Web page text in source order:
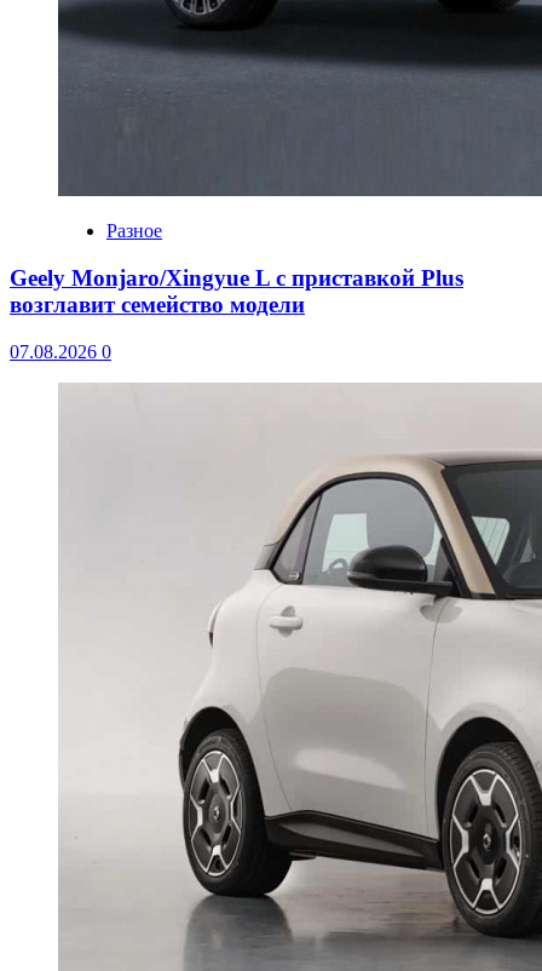
Разное
Geely Monjaro/Xingyue L с приставкой Plus
возглавит семейство модели
07.08.2026 0